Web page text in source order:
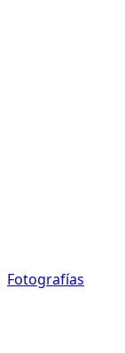
Fotografías